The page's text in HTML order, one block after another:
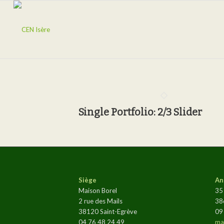
Single Portfolio: 2/3 Slider
Siège
Maison Borel
2 rue des Mails
38120 Saint-Egrève
04 76 48 24 49
35
09